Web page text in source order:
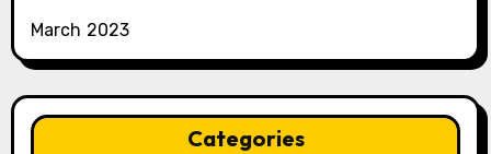
March 2023
Categories